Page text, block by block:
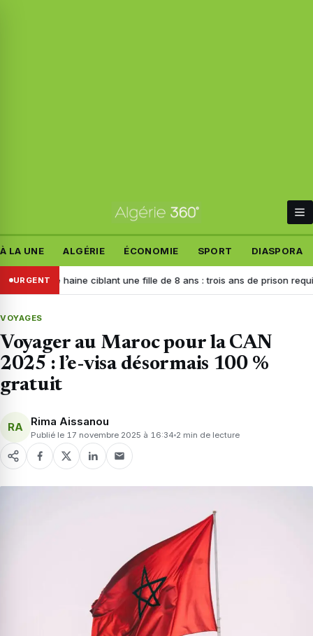
À LA UNE ALGÉRIE ÉCONOMIE SPORT DIASPORA
URGENT
de haine ciblant une fille de 8 ans : trois ans de prison requis contre
VOYAGES
Voyager au Maroc pour la CAN
2025 : l’e-visa désormais 100 %
gratuit
RA Rima Aissanou
Publié le 17 novembre 2025 à 16:34 2 min de lecture